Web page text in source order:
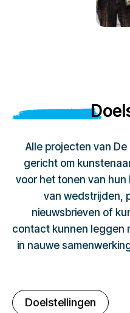
Alle projecten van De
gericht om
voor het tonen van
van wedstrijden,
nieuwsbrieven of
contact kunnen leggen
in nauwe
Doelstellingen